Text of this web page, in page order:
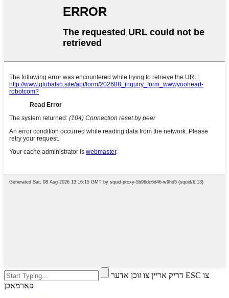
דריק אריין צו זוכן אדער ESC צו
פארמאכן